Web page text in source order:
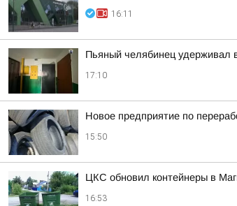
16:11
Пьяный челябинец удерживал
17:10
Новое предприятие по
15:50
ЦКС обновил контейнеры в
16:53